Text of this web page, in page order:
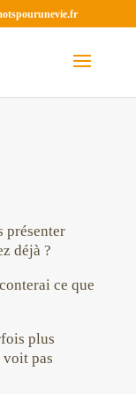
présenter
déjà ?
ce que
plus
pas